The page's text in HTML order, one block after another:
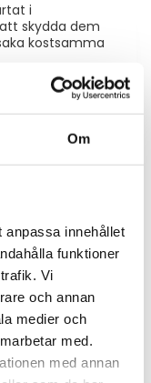
Om
anpassa innehållet
funktioner
Vi
och annan
medier och
med.
med annan
i
skydda dem
kostsamma
som
en plats där
och ibland